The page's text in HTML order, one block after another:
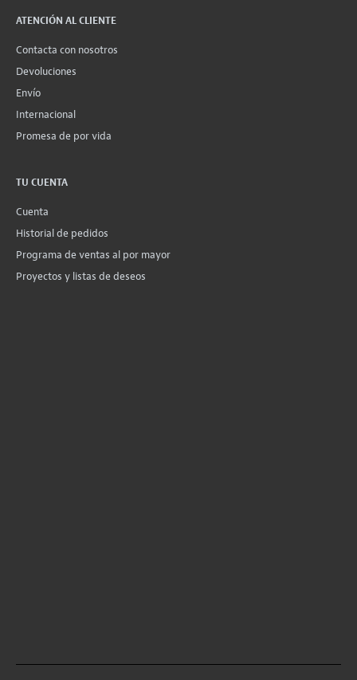
ATENCIÓN AL CLIENTE
Contacta con nosotros
Devoluciones
Envío
Internacional
Promesa de por vida
TU CUENTA
Cuenta
Historial de pedidos
Programa de ventas al por mayor
Proyectos y listas de deseos